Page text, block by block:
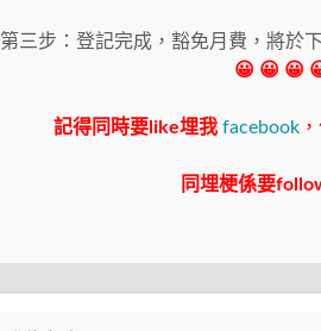
第三步：登記完成，豁免月費，將於
😀 😀 😀
記得同時要like埋我 facebook
同埋梗係要